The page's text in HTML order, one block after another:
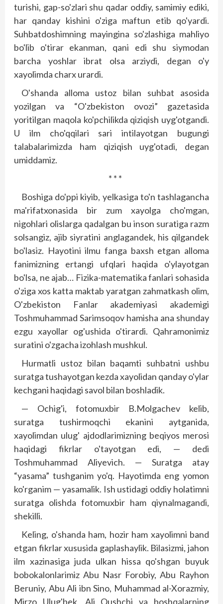
turishi, gap-so'zlari shu qadar oddiy, samimiy ediki,
har qanday kishini o'ziga maftun etib qo'yardi.
Suhbatdoshimning mayingina so'zlashiga mahliyo
bo'lib o'tirar ekanman, qani edi shu siymodan
barcha yoshlar ibrat olsa arziydi, degan o'y
xayolimda charx urardi.
O'shanda alloma ustoz bilan suhbat asosida
yozilgan va “O'zbekiston ovozi” gazetasida
yoritilgan maqola ko'pchilikda qiziqish uyg'otgandi.
U ilm cho'qqilari sari intilayotgan bugungi
talabalarimizda ham qiziqish uyg'otadi, degan
umiddamiz.
* * *
Boshiga do'ppi kiyib, yelkasiga to'n tashlagancha
ma'rifatxonasida bir zum xayolga cho'mgan,
nigohlari olislarga qadalgan bu inson suratiga razm
solsangiz, ajib siyratini anglagandek, his qilgandek
bo'lasiz. Hayotini ilmu fanga baxsh etgan alloma
fanimizning ertangi ufqlari haqida o'ylayotgan
bo'lsa, ne ajab… Fizika-matematika fanlari sohasida
o'ziga xos katta maktab yaratgan zahmatkash olim,
O'zbekiston Fanlar akademiyasi akademigi
Toshmuhammad Sarimsoqov hamisha ana shunday
ezgu xayollar og'ushida o'tirardi. Qahramonimiz
suratini o'zgacha izohlash mushkul.
Hurmatli ustoz bilan baqamti suhbatni ushbu
suratga tushayotgan kezda xayolidan qanday o'ylar
kechgani haqidagi savol bilan boshladik.
— Ochig'i, fotomuxbir B.Molgachev kelib,
suratga tushirmoqchi ekanini aytganida,
xayolimdan ulug' ajdodlarimizning beqiyos merosi
haqidagi fikrlar o'tayotgan edi, — dedi
Toshmuhammad Aliyevich. — Suratga atay
“yasama” tushganim yo'q. Hayotimda eng yomon
ko'rganim — yasamalik. Ish ustidagi oddiy holatimni
suratga olishda fotomuxbir ham qiynalmagandi,
shekilli.
Keling, o'shanda ham, hozir ham xayolimni band
etgan fikrlar xususida gaplashaylik. Bilasizmi, jahon
ilm xazinasiga juda ulkan hissa qo'shgan buyuk
bobokalonlarimiz Abu Nasr Forobiy, Abu Rayhon
Beruniy, Abu Ali ibn Sino, Muhammad al-Xorazmiy,
Mirzo Ulug'bek, Ali Qushchi va boshqalarning